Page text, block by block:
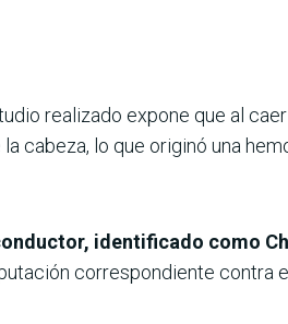
realizado expone que al
cabeza, lo que originó una
identificado como
correspondiente contra